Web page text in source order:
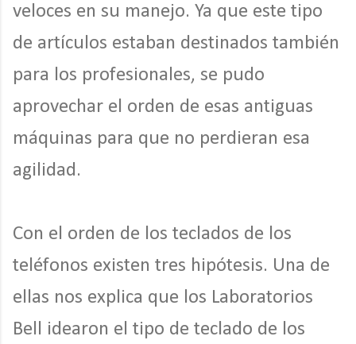
veloces en su manejo. Ya que este tipo
de artículos estaban destinados también
para los profesionales, se pudo
aprovechar el orden de esas antiguas
máquinas para que no perdieran esa
agilidad.
Con el orden de los teclados de los
teléfonos existen tres hipótesis. Una de
ellas nos explica que los Laboratorios
Bell idearon el tipo de teclado de los